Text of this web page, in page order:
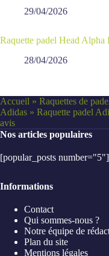
29/04/2026
Raquette padel Head Alpha
28/04/2026
Accueil » Raquettes de
Adidas » Raquette padel
avis
Nos articles populaires
[popular_posts number="5"]
Informations
Contact
Qui sommes-nous ?
Notre équipe de
Plan du site
Mentions légales